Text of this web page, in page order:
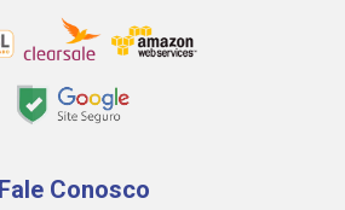
Fale Conosco